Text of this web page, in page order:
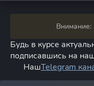
Внимание:
Будь в курсе
подписавшись на
НашTelegram